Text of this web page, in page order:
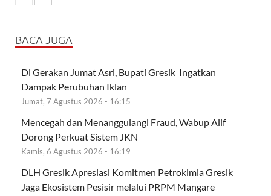
BACA JUGA
Di Gerakan Jumat Asri, Bupati Gresik Ingatkan
Dampak Perubuhan Iklan
Jumat, 7 Agustus 2026 - 16:15
Mencegah dan Menanggulangi Fraud, Wabup Alif
Dorong Perkuat Sistem JKN
Kamis, 6 Agustus 2026 - 16:19
DLH Gresik Apresiasi Komitmen Petrokimia Gresik
Jaga Ekosistem Pesisir melalui PRPM Mangare